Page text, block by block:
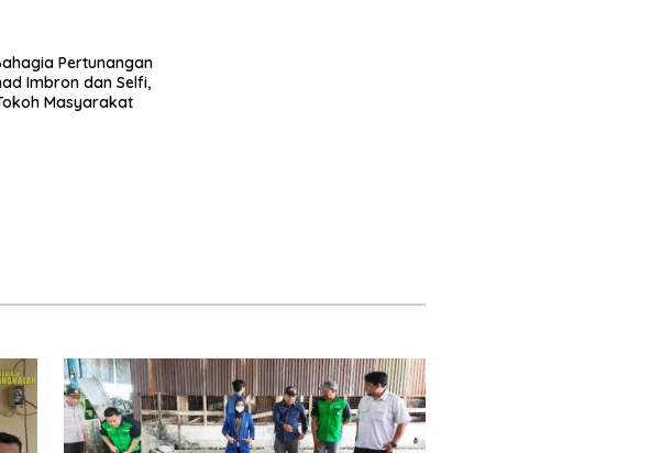
Pertunangan
Imbron dan Selfi,
Masyarakat